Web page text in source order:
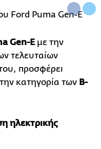
Gen-E με την
τελευταίων
προσφέρει
κατηγορία των B-
ηλεκτρικής